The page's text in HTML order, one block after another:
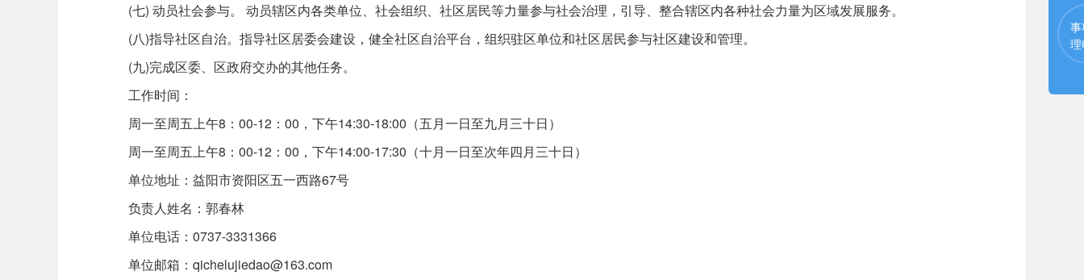
(七) 动员社会参与。 动员辖区内各类单位、社会组织、社区居民等力量参与社会治理，引导、整合辖区内各种社会力量为区域发展服务。
(八)指导社区自治。指导社区居委会建设，健全社区自治平台，组织驻区单位和社区居民参与社区建设和管理。
(九)完成区委、区政府交办的其他任务。
工作时间：
周一至周五上午8：00-12：00，下午14:30-18:00（五月一日至九月三十日）
周一至周五上午8：00-12：00，下午14:00-17:30（十月一日至次年四月三十日）
单位地址：益阳市资阳区五一西路67号
负责人姓名：郭春林
单位电话：0737-3331366
单位邮箱：qichelujiedao@163.com